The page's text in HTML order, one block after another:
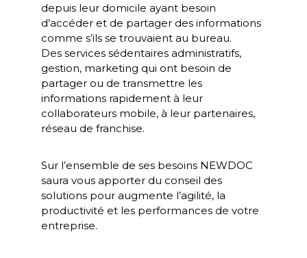
depuis leur domicile ayant besoin
d’accéder et de partager des informations
comme s’ils se trouvaient au bureau.
Des services sédentaires administratifs,
gestion, marketing qui ont besoin de
partager ou de transmettre les
informations rapidement à leur
collaborateurs mobile, à leur partenaires,
réseau de franchise.
Sur l’ensemble de ses besoins NEWDOC
saura vous apporter du conseil des
solutions pour augmente l’agilité, la
productivité et les performances de votre
entreprise.